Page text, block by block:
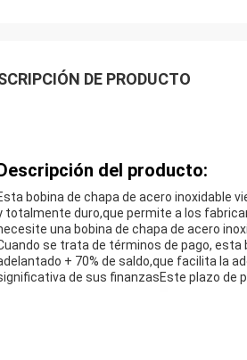
DE PRODUCTO
del producto:
bobina de chapa de acero inoxidable
totalmente duro,que permite a los
una bobina de chapa de acero
se trata de términos de pago, esta
+ 70% de saldo,que facilita la
de sus finanzasEste plazo de